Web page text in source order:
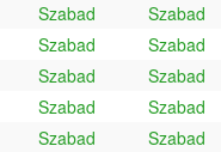
Szabad
Szabad
Szabad
Szabad
Szabad
Szabad
Szabad
Szabad
Szabad
Szabad